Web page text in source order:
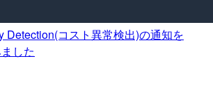
Detection(コスト異常検出)の通知を
した